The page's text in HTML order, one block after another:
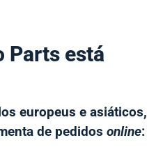
Parts está
europeus e asiáticos,
de pedidos online: